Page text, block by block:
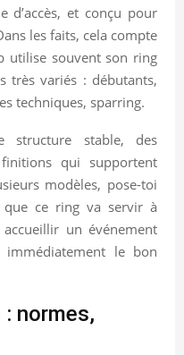
d’accès, et conçu pour
les faits, cela compte
utilise souvent son ring
très variés : débutants,
techniques, sparring.
structure stable, des
qui supportent
modèles, pose-toi
ce ring va servir à
un événement
le bon
normes,